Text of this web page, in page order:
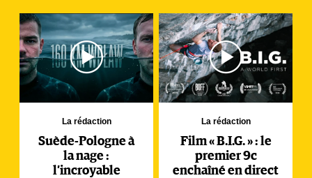
La rédaction
Suède-Pologne à
la nage :
l’incroyable
La rédaction
Film « B.I.G. » : le
premier 9c
enchaîné en direct